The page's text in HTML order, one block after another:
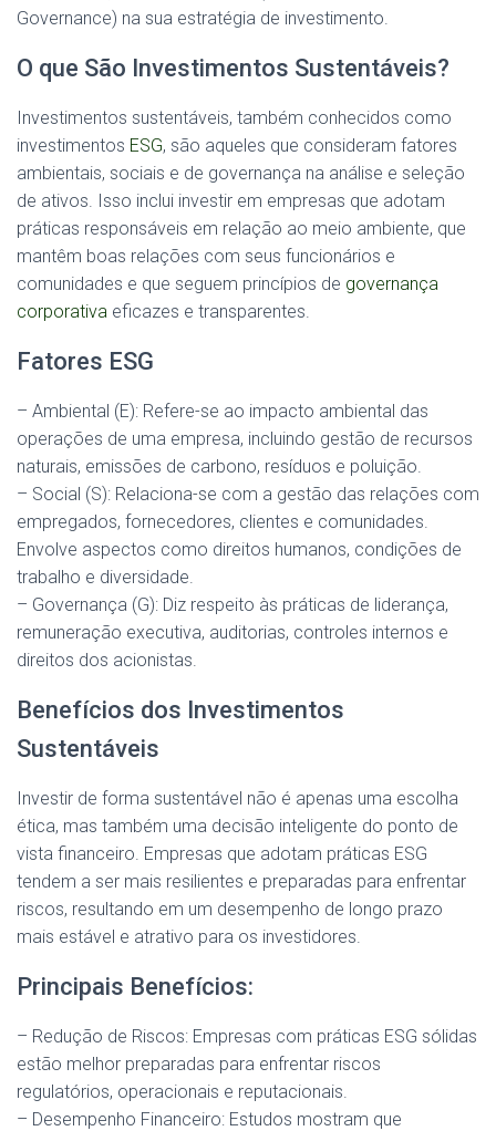
Governance) na sua estratégia de investimento.
O que São Investimentos Sustentáveis?
Investimentos sustentáveis, também conhecidos como
investimentos ESG, são aqueles que consideram fatores
ambientais, sociais e de governança na análise e seleção
de ativos. Isso inclui investir em empresas que adotam
práticas responsáveis em relação ao meio ambiente, que
mantêm boas relações com seus funcionários e
comunidades e que seguem princípios de governança
corporativa eficazes e transparentes.
Fatores ESG
– Ambiental (E): Refere-se ao impacto ambiental das
operações de uma empresa, incluindo gestão de recursos
naturais, emissões de carbono, resíduos e poluição.
– Social (S): Relaciona-se com a gestão das relações com
empregados, fornecedores, clientes e comunidades.
Envolve aspectos como direitos humanos, condições de
trabalho e diversidade.
– Governança (G): Diz respeito às práticas de liderança,
remuneração executiva, auditorias, controles internos e
direitos dos acionistas.
Benefícios dos Investimentos
Sustentáveis
Investir de forma sustentável não é apenas uma escolha
ética, mas também uma decisão inteligente do ponto de
vista financeiro. Empresas que adotam práticas ESG
tendem a ser mais resilientes e preparadas para enfrentar
riscos, resultando em um desempenho de longo prazo
mais estável e atrativo para os investidores.
Principais Benefícios:
– Redução de Riscos: Empresas com práticas ESG sólidas
estão melhor preparadas para enfrentar riscos
regulatórios, operacionais e reputacionais.
– Desempenho Financeiro: Estudos mostram que